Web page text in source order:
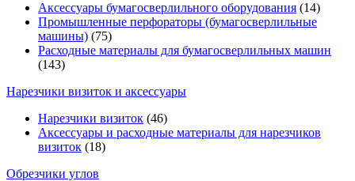
Аксессуары бумагосверлильного оборудования (14)
Промышленные перфораторы (бумагосверлильные
машины) (75)
Расходные материалы для бумагосверлильных машин
(143)
Нарезчики визиток и аксессуары
Нарезчики визиток (46)
Аксессуары и расходные материалы для нарезчиков
визиток (18)
Обрезчики углов